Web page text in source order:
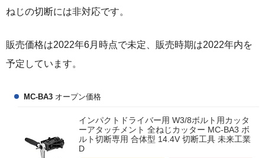
ねじの切断には非対応です。
販売価格は2022年6月時点で未定、販売時期は2022年内を
予定しています。
MC-BA3 オープン価格
インパクトドライバー用 W3/8ボルト用カッタ
ーアタッチメント 全ねじカッター MC-BA3 ボ
ルト切断専用 合体型 14.4V 切断工具 未来工業
D